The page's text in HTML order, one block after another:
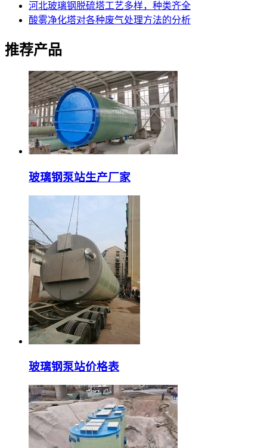
河北玻璃钢脱硫塔工艺多样，种类齐全
酸雾净化塔对各种废气处理方法的分析
推荐产品
玻璃钢泵站生产厂家
玻璃钢泵站价格表